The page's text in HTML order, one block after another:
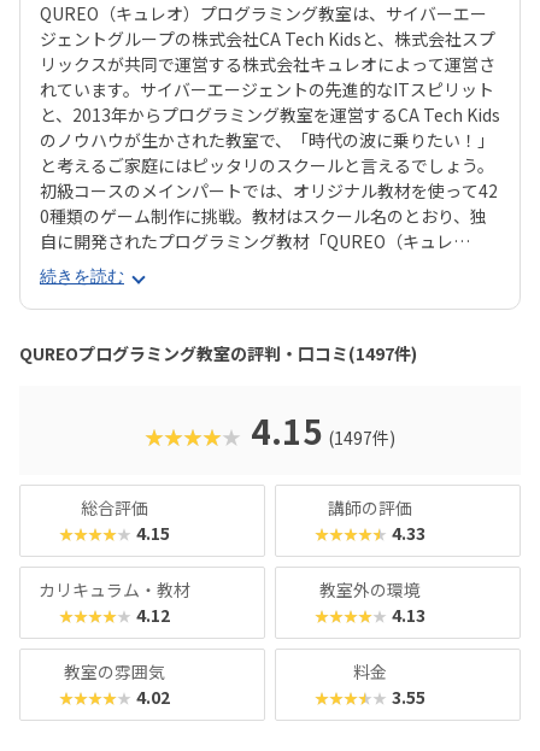
QUREO（キュレオ）プログラミング教室は、サイバーエー
ジェントグループの株式会社CA Tech Kidsと、株式会社スプ
リックスが共同で運営する株式会社キュレオによって運営さ
れています。サイバーエージェントの先進的なITスピリット
と、2013年からプログラミング教室を運営するCA Tech Kids
のノウハウが生かされた教室で、「時代の波に乗りたい！」
と考えるご家庭にはピッタリのスクールと言えるでしょう。
初級コースのメインパートでは、オリジナル教材を使って42
0種類のゲーム制作に挑戦。教材はスクール名のとおり、独
自に開発されたプログラミング教材「QUREO（キュレ
オ）」です。スマホゲームのような感覚でサクサク進められ
るのに、本格的な内容が学べるのが魅力。子どもにとっても
「やらされている感」がないので、楽しくゲームをクリアし
ていくようなペースでどんどん学習を進めていけます。教材
のデザイン性も高く、実際にスマホゲーム開発で使用されて
クに慣れている今の子どもでも、「安っぽい」「子どもっぽ
い」と思わず勉強に取り組めるでしょう。学習結果は通信簿
続きを読む
QUREOプログラミング教室の評判・口コミ(1497件)
★★★★★ 4.15 (1497件)
総合評価
★★★★★ 4.15
講師の評価
★★★★★ 4.33
カリキュラム・教材
★★★★★ 4.12
教室外の環境
★★★★★ 4.13
教室の雰囲気
★★★★★ 4.02
料金
★★★★★ 3.55